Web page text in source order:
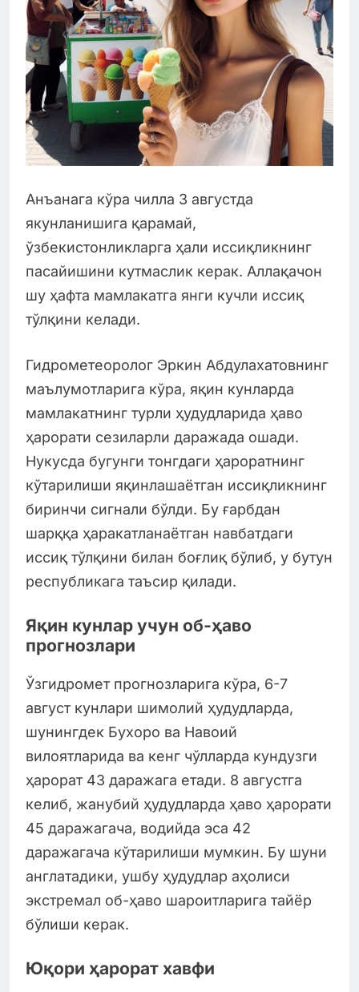
Анъанага кўра чилла 3 августда
якунланишига қарамай,
ўзбекистонликларга ҳали иссиқликнинг
пасайишини кутмаслик керак. Аллақачон
шу ҳафта мамлакатга янги кучли иссиқ
тўлқини келади.
Гидрометеоролог Эркин Абдулахатовнинг
маълумотларига кўра, яқин кунларда
мамлакатнинг турли ҳудудларида ҳаво
ҳарорати сезиларли даражада ошади.
Нукусда бугунги тонгдаги ҳароратнинг
кўтарилиши яқинлашаётган иссиқликнинг
биринчи сигнали бўлди. Бу ғарбдан
шарққа ҳаракатланаётган навбатдаги
иссиқ тўлқини билан боғлиқ бўлиб, у бутун
республикага таъсир қилади.
Яқин кунлар учун об-ҳаво
прогнозлари
Ўзгидромет прогнозларига кўра, 6-7
август кунлари шимолий ҳудудларда,
шунингдек Бухоро ва Навоий
вилоятларида ва кенг чўлларда кундузги
ҳарорат 43 даражага етади. 8 августга
келиб, жанубий ҳудудларда ҳаво ҳарорати
45 даражагача, водийда эса 42
даражагача кўтарилиши мумкин. Бу шуни
англатадики, ушбу ҳудудлар аҳолиси
экстремал об-ҳаво шароитларига тайёр
бўлиши керак.
Юқори ҳарорат хавфи